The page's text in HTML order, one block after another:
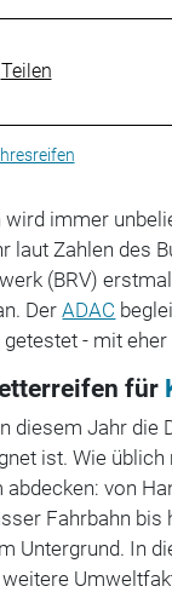
Teilen
wird immer
laut Zahlen des
(BRV)
DerADAC
- mit
für
diesem Jahr die
ist. Wie
abdecken: von
Fahrbahn bis
Untergrund. In